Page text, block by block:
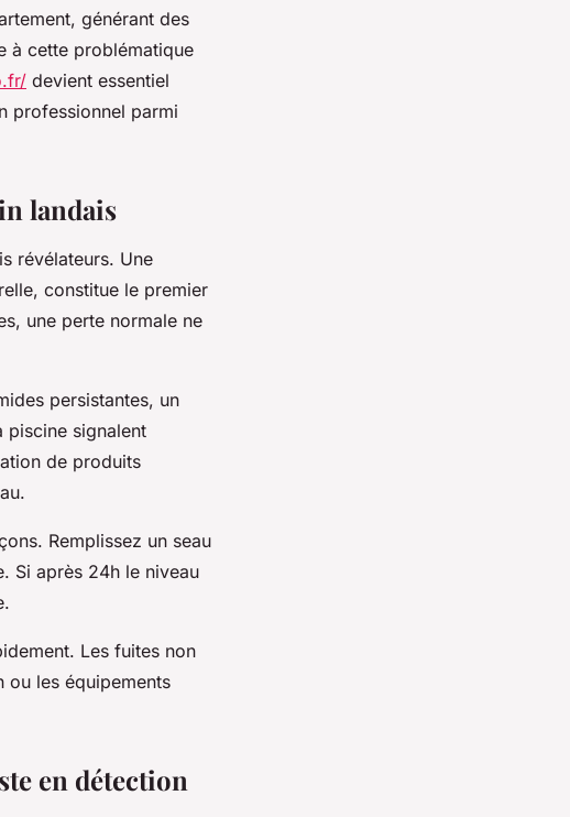
générant des
à cette problématique
devient essentiel
professionnel parmi
landais
révélateurs. Une
constitue le premier
une perte normale ne
persistantes, un
piscine signalent
de produits
Remplissez un seau
Si après 24h le niveau
Les fuites non
ou les équipements
en détection